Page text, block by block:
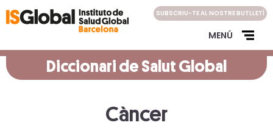
content
SUBSCRIU-TE AL NOSTRE BUTLLETÍ
MENÚ
Diccionari de Salut Global
Càncer